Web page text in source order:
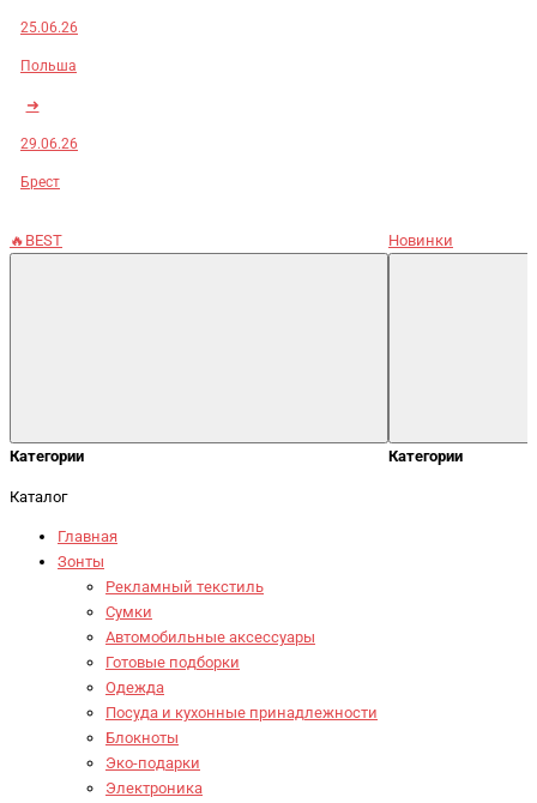
25.06.26
Польша
➜
29.06.26
Брест
🔥BEST
Категории
Новинки
Категории
Каталог
Главная
Зонты
Рекламный текстиль
Сумки
Автомобильные аксессуары
Готовые подборки
Одежда
Посуда и кухонные принадлежности
Блокноты
Эко-подарки
Электроника